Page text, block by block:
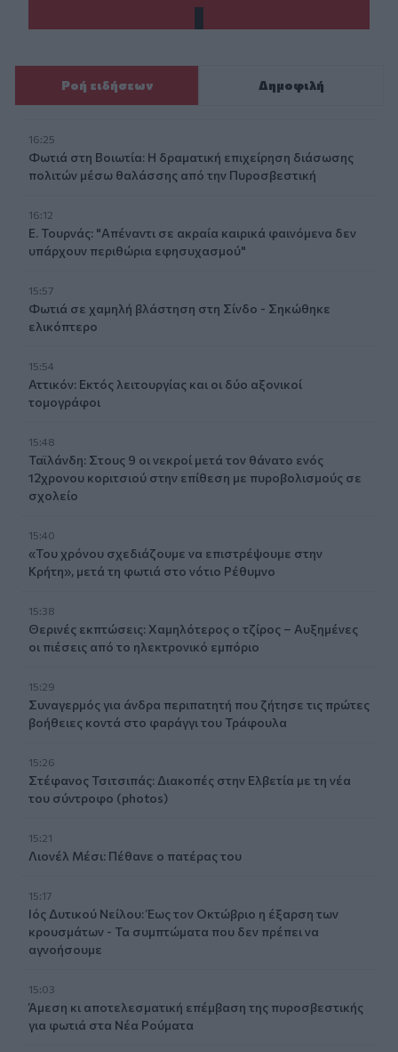
Ροή ειδήσεων Δημοφιλή
16:25
Φωτιά στη Βοιωτία: Η δραματική επιχείρηση διάσωσης
πολιτών μέσω θαλάσσης από την Πυροσβεστική
16:12
Ε. Τουρνάς: "Απέναντι σε ακραία καιρικά φαινόμενα δεν
υπάρχουν περιθώρια εφησυχασμού"
15:57
Φωτιά σε χαμηλή βλάστηση στη Σίνδο - Σηκώθηκε
ελικόπτερο
15:54
Αττικόν: Εκτός λειτουργίας και οι δύο αξονικοί
τομογράφοι
15:48
Ταϊλάνδη: Στους 9 οι νεκροί μετά τον θάνατο ενός
12χρονου κοριτσιού στην επίθεση με πυροβολισμούς σε
σχολείο
15:40
«Του χρόνου σχεδιάζουμε να επιστρέψουμε στην
Κρήτη», μετά τη φωτιά στο νότιο Ρέθυμνο
15:38
Θερινές εκπτώσεις: Χαμηλότερος ο τζίρος – Αυξημένες
οι πιέσεις από το ηλεκτρονικό εμπόριο
15:29
Συναγερμός για άνδρα περιπατητή που ζήτησε τις πρώτες
βοήθειες κοντά στο φαράγγι του Τράφουλα
15:26
Στέφανος Τσιτσιπάς: Διακοπές στην Ελβετία με τη νέα
του σύντροφο (photos)
15:21
Λιονέλ Μέσι: Πέθανε ο πατέρας του
15:17
Ιός Δυτικού Νείλου: Έως τον Οκτώβριο η έξαρση των
κρουσμάτων - Τα συμπτώματα που δεν πρέπει να
αγνοήσουμε
15:03
Άμεση κι αποτελεσματική επέμβαση της πυροσβεστικής
για φωτιά στα Νέα Ρούματα